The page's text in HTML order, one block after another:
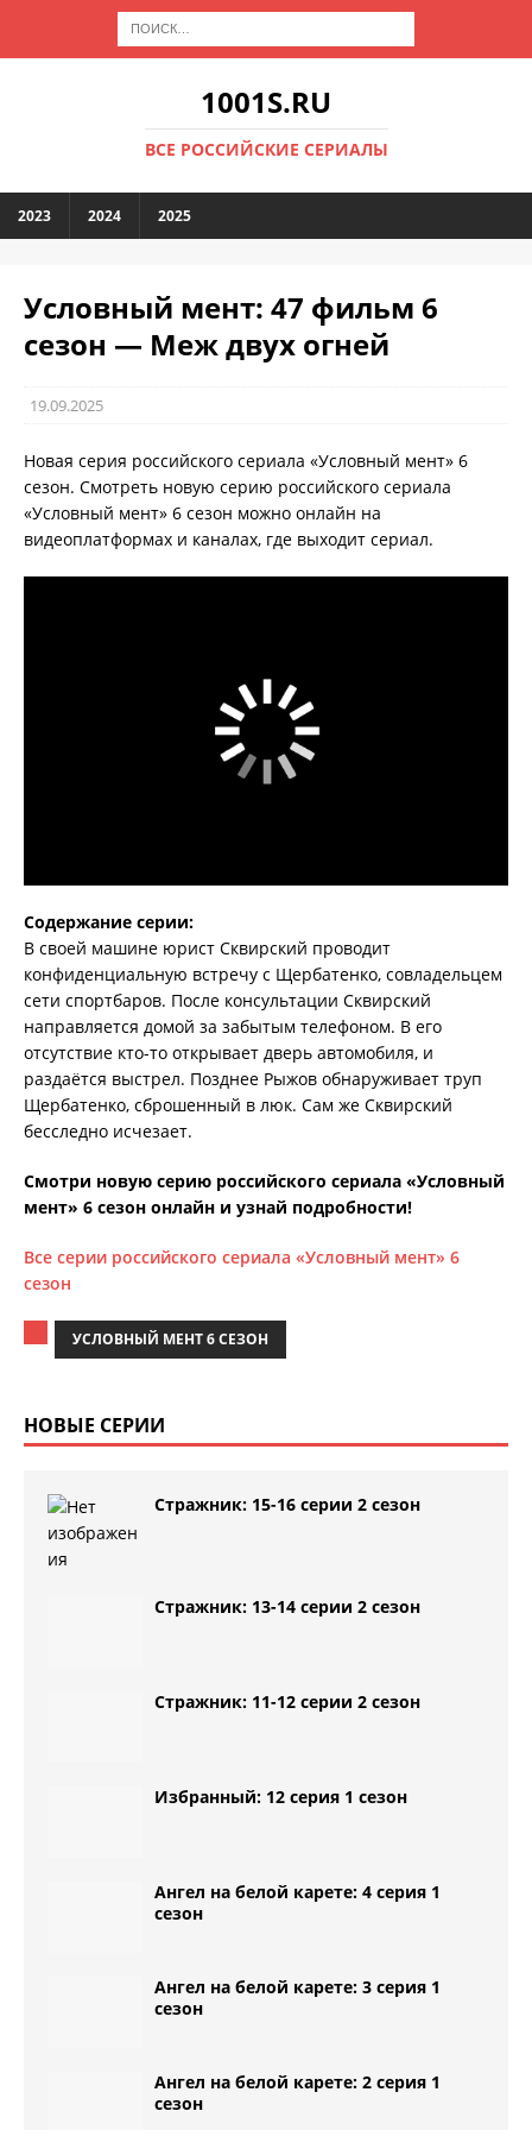
1001S.RU
ВСЕ РОССИЙСКИЕ СЕРИАЛЫ
2023 2024 2025
Условный мент: 47 фильм 6
сезон — Меж двух огней
19.09.2025
Новая серия российского сериала «Условный мент» 6
сезон. Смотреть новую серию российского сериала
«Условный мент» 6 сезон можно онлайн на
видеоплатформах и каналах, где выходит сериал.
Содержание серии:
В своей машине юрист Сквирский проводит
конфиденциальную встречу с Щербатенко, совладельцем
сети спортбаров. После консультации Сквирский
направляется домой за забытым телефоном. В его
отсутствие кто-то открывает дверь автомобиля, и
раздаётся выстрел. Позднее Рыжов обнаруживает труп
Щербатенко, сброшенный в люк. Сам же Сквирский
бесследно исчезает.
Смотри новую серию российского сериала «Условный
мент» 6 сезон онлайн и узнай подробности!
Все серии российского сериала «Условный мент» 6
сезон
УСЛОВНЫЙ МЕНТ 6 СЕЗОН
НОВЫЕ СЕРИИ
Стражник: 15-16 серии 2 сезон
Стражник: 13-14 серии 2 сезон
Стражник: 11-12 серии 2 сезон
Избранный: 12 серия 1 сезон
Ангел на белой карете: 4 серия 1
сезон
Ангел на белой карете: 3 серия 1
сезон
Ангел на белой карете: 2 серия 1
сезон